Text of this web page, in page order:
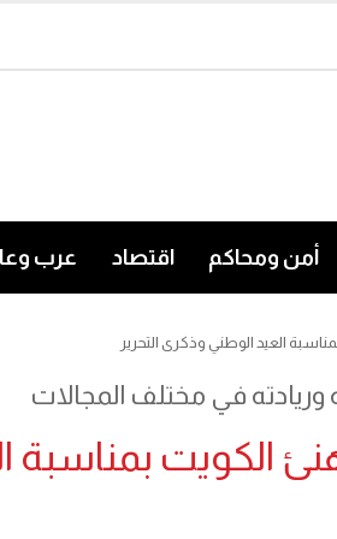
أمن ومحاكم اقتصاد عرب
العيد الوطني وذكرى التحرير
الكويت بمناسبة
وريادته في مختلف المجالات